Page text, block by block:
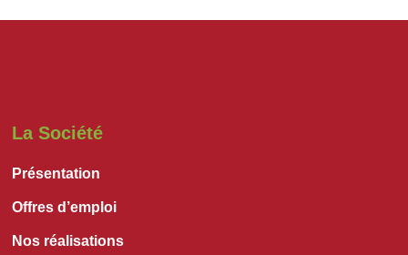
La Société
Présentation
Offres d’emploi
Nos réalisations